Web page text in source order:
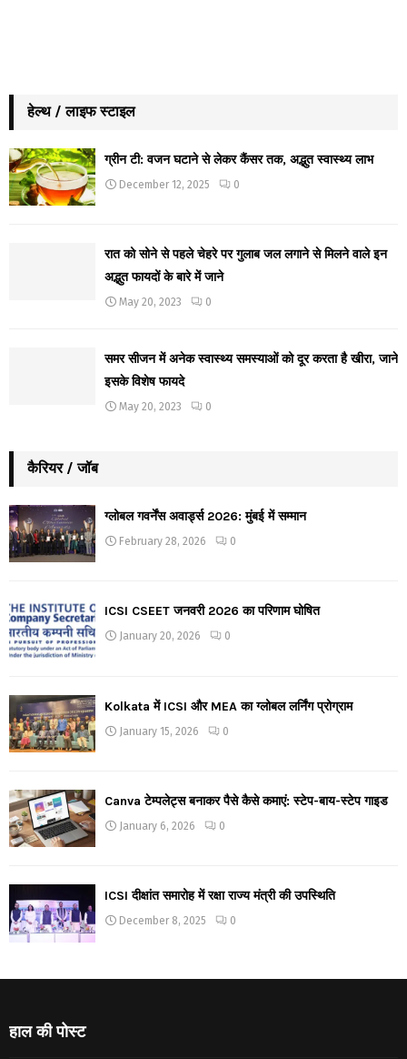
हेल्थ / लाइफ स्टाइल
ग्रीन टी: वजन घटाने से लेकर कैंसर तक, अद्भुत स्वास्थ्य लाभ
December 12, 2025 0
रात को सोने से पहले चेहरे पर गुलाब जल लगाने से मिलने वाले इन
अद्भुत फायदों के बारे में जाने
May 20, 2023 0
समर सीजन में अनेक स्वास्थ्य समस्याओं को दूर करता है खीरा, जाने
इसके विशेष फायदे
May 20, 2023 0
कैरियर / जॉब
ग्लोबल गवर्नेंस अवार्ड्स 2026: मुंबई में सम्मान
February 28, 2026 0
ICSI CSEET जनवरी 2026 का परिणाम घोषित
January 20, 2026 0
Kolkata में ICSI और MEA का ग्लोबल लर्निंग प्रोग्राम
January 15, 2026 0
Canva टेम्पलेट्स बनाकर पैसे कैसे कमाएं: स्टेप-बाय-स्टेप गाइड
January 6, 2026 0
ICSI दीक्षांत समारोह में रक्षा राज्य मंत्री की उपस्थिति
December 8, 2025 0
हाल की पोस्ट